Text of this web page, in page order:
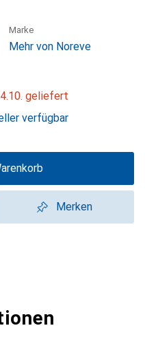
Marke
Mehr von Noreve
geliefert
verfügbar
Merken